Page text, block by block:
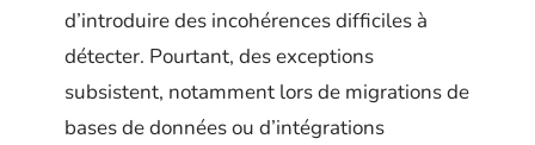
d’introduire des incohérences difficiles à
détecter. Pourtant, des exceptions
subsistent, notamment lors de migrations de
bases de données ou d’intégrations